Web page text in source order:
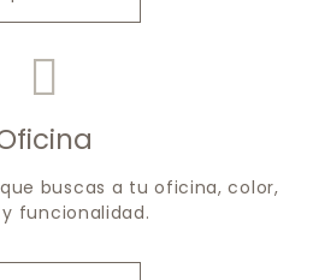
buscas a tu oficina, color,
funcionalidad.